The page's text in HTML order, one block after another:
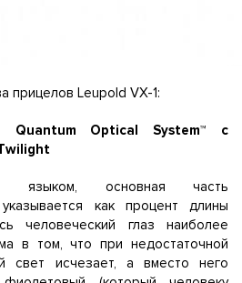
прицелов Leupold VX-1:
Quantum Optical System™ с
языком, основная часть
как процент длины
человеческий глаз наиболее
в том, что при недостаточной
свет исчезает, а вместо него